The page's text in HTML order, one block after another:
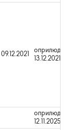
09.12.2021
13.12.2021
12.11.2025